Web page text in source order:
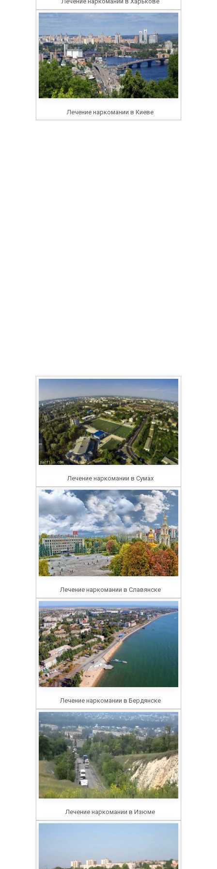
Лечение наркомании в Киеве
Лечение наркомании в Сумах
Лечение наркомании в Славянске
Лечение наркомании в Бердянске
Лечение наркомании в Изюме